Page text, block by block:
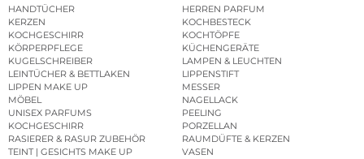
HANDTÜCHER
HERREN PARFUM
KERZEN
KOCHBESTECK
KOCHGESCHIRR
KOCHTÖPFE
KÖRPERPFLEGE
KÜCHENGERÄTE
KUGELSCHREIBER
LAMPEN & LEUCHTEN
LEINTÜCHER & BETTLAKEN
LIPPENSTIFT
LIPPEN MAKE UP
MESSER
MÖBEL
NAGELLACK
UNISEX PARFUMS
PEELING
KOCHGESCHIRR
PORZELLAN
RASIERER & RASUR ZUBEHÖR
RAUMDÜFTE & KERZEN
TEINT | GESICHTS MAKE UP
VASEN